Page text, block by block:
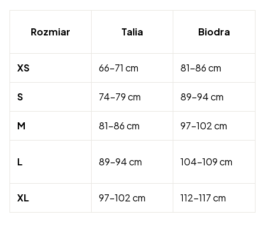
Rozmiar Talia Biodra
XS 66-71 cm 81-86 cm
S 74-79 cm 89-94 cm
M 81-86 cm 97-102 cm
L 89-94 cm 104-109 cm
XL 97-102 cm 112-117 cm